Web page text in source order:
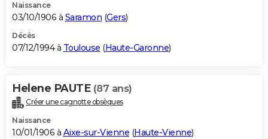
Naissance
03/10/1906 à Saramon (Gers)
Décès
07/12/1994 à Toulouse (Haute-Garonne)
Helene PAUTE (87 ans)
Créer une cagnotte obsèques
Naissance
10/01/1906 à Aixe-sur-Vienne (Haute-Vienne)